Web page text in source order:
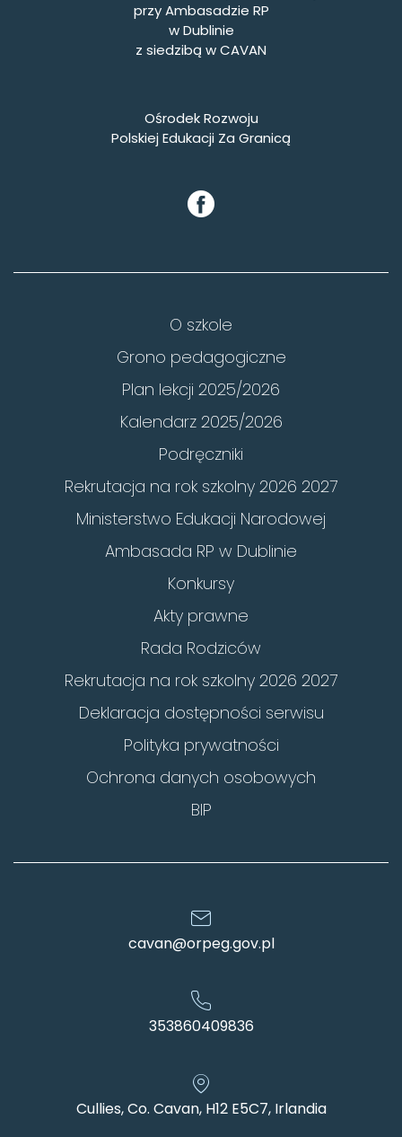
przy Ambasadzie RP
w Dublinie
z siedzibą w CAVAN
Ośrodek Rozwoju
Polskiej Edukacji Za Granicą
O szkole
Grono pedagogiczne
Plan lekcji 2025/2026
Kalendarz 2025/2026
Podręczniki
Rekrutacja na rok szkolny 2026 2027
Ministerstwo Edukacji Narodowej
Ambasada RP w Dublinie
Konkursy
Akty prawne
Rada Rodziców
Rekrutacja na rok szkolny 2026 2027
Deklaracja dostępności serwisu
Polityka prywatności
Ochrona danych osobowych
BIP
cavan@orpeg.gov.pl
353860409836
Cullies, Co. Cavan, H12 E5C7, Irlandia